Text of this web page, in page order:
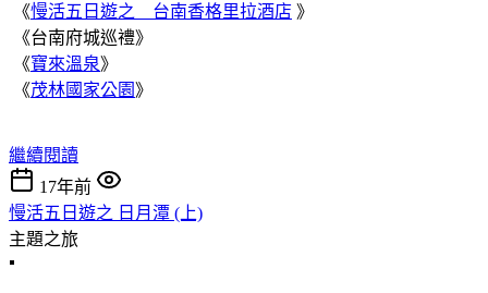
《慢活五日遊之 台南香格里拉酒店 》
《台南府城巡禮》
《寶來溫泉》
《茂林國家公園 》
繼續閱讀
17年前
慢活五日遊之 日月潭 (上)
主題之旅